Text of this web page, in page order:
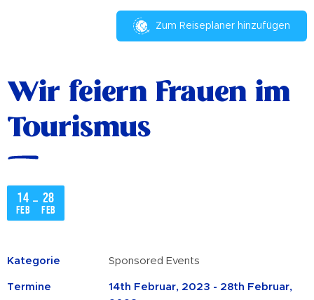
Zum Reiseplaner hinzufügen
Wir feiern Frauen im
Tourismus
14
Feb
– 28
Feb
Kategorie Sponsored Events
Termine
14th Februar, 2023 - 28th Februar,